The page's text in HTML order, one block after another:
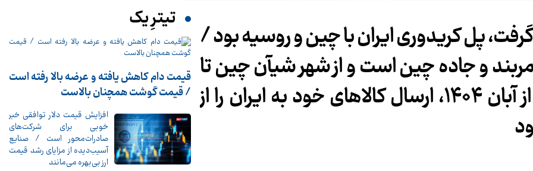
پل کریدوری ایران با چین و روسیه بود /
و جاده چین است و از شهر شیآن چین تا
تهران امتداد دارد / روسیه از آبان ۱۴۰۴، ارسال کالاهای خود به ایران را از
تیترِ یک
قیمت دام کاهش یافته و عرضه بالا رفته است
/ قیمت گوشت همچنان بالاست
افزایش قیمت دلار توافقی خبر
خوبی برای شرکت‌های
صادرات‌محور است / صنایع
آسیب‌دیده از مزایای رشد قیمت
ارز بی‌بهره می‌مانند